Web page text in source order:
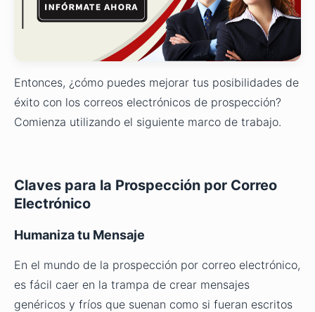
Entonces, ¿cómo puedes mejorar tus posibilidades de
éxito con los correos electrónicos de prospección?
Comienza utilizando el siguiente marco de trabajo.
Claves para la Prospección por Correo
Electrónico
Humaniza tu Mensaje
En el mundo de la prospección por correo electrónico,
es fácil caer en la trampa de crear mensajes
genéricos y fríos que suenan como si fueran escritos